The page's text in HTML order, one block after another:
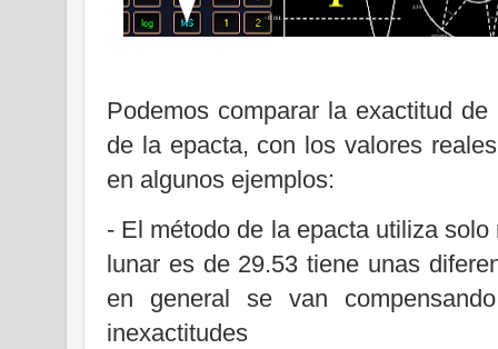
Podemos comparar la exactitud
de la epacta, con los valores
en algunos ejemplos:
- El método de la epacta utiliza
lunar es de 29.53 tiene unas
en general se van
inexactitudes